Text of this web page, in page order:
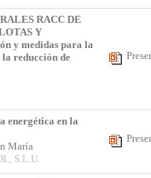
RACC DE
Y
y medidas para la
reducción de
energética en la
María
S.L.U